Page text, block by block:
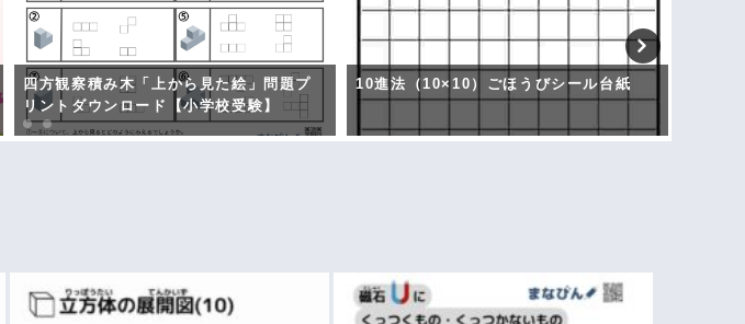
四方観察積み木「上から見た絵」問題プ
リントダウンロード【小学校受験】
10進法（10×10）ごほうびシール台紙